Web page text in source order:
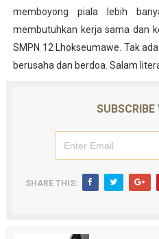
memboyong piala lebih
membutuhkan kerja sama dan
SMPN 12 Lhokseumawe. Tak
berusaha dan berdoa. Salam
SHARE THIS: